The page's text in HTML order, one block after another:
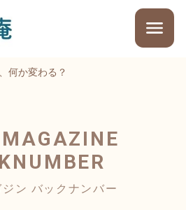
何か変わる？
ジン バックナンバー